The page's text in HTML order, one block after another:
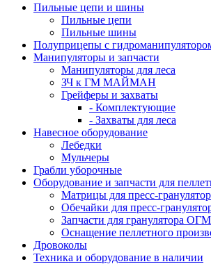
Пильные цепи и шины
Пильные цепи
Пильные шины
Полуприцепы с
Манипуляторы и запчасти
Манипуляторы для леса
ЗЧ к ГМ МАЙМАН
Грейферы и захваты
- Комплектующие
- Захваты для леса
Навесное оборудование
Лебедки
Мульчеры
Грабли уборочные
Оборудование и запчасти для
Матрицы для пресс-
Обечайки для пресс-
Запчасти для гранулятора
Оснащение пеллетного
Дровоколы
Техника и оборудование в наличии